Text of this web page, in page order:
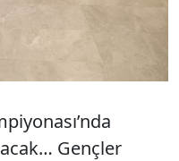
Gençler